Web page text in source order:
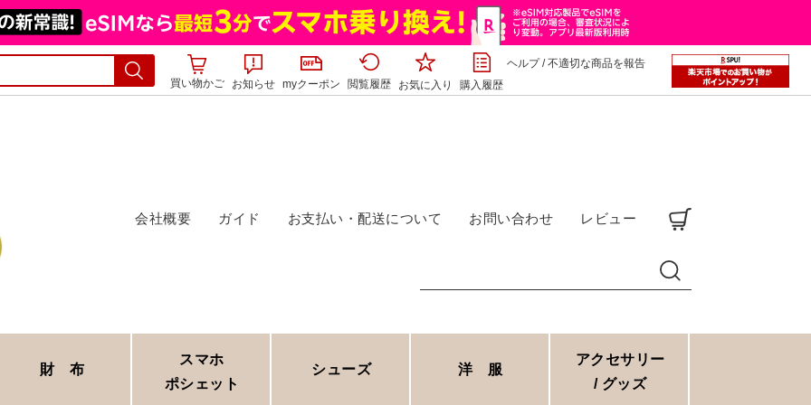
買い物かご お知らせ myクーポン 閲覧履歴 お気に入り 購入履歴
ヘルプ/不適切な商品を報告